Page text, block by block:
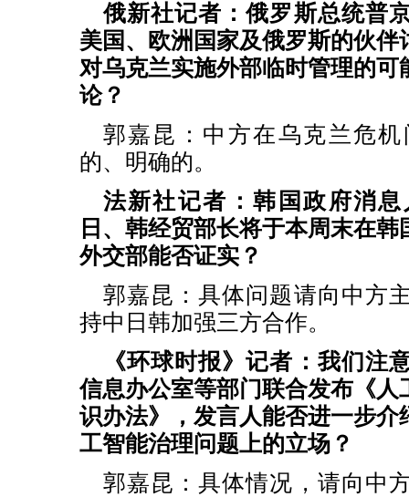
俄新社记者：俄罗斯总统普
美国、欧洲国家及俄罗斯的伙伴
对乌克兰实施外部临时管理的可
论？
郭嘉昆：中方在乌克兰危
的、明确的。
法新社记者：韩国政府消
日、韩经贸部长将于本周末在
外交部能否证实？
郭嘉昆：具体问题请向中方
持中日韩加强三方合作。
《环球时报》记者：我们注
信息办公室等部门联合发布《人
识办法》，发言人能否进一步介
工智能治理问题上的立场？
郭嘉昆：具体情况，请向中